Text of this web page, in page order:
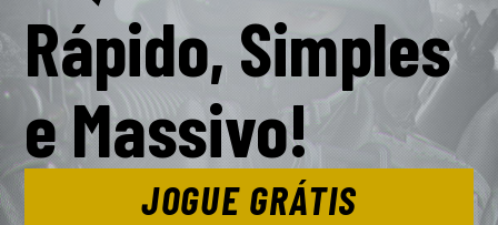
Rápido, Simples
e Massivo!
JOGUE GRÁTIS